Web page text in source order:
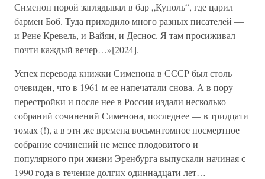
Сименон порой заглядывал в бар „Куполь“, где царил
бармен Боб. Туда приходило много разных писателей —
и Рене Кревель, и Вайян, и Деснос. Я там просиживал
почти каждый вечер…»[2024].
Успех перевода книжки Сименона в СССР был столь
очевиден, что в 1961-м ее напечатали снова. А в пору
перестройки и после нее в России издали несколько
собраний сочинений Сименона, последнее — в тридцати
томах (!), а в эти же времена восьмитомное посмертное
собрание сочинений не менее плодовитого и
популярного при жизни Эренбурга выпускали начиная с
1990 года в течение долгих одиннадцати лет…